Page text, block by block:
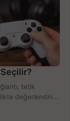
tetik
değerlendirin;